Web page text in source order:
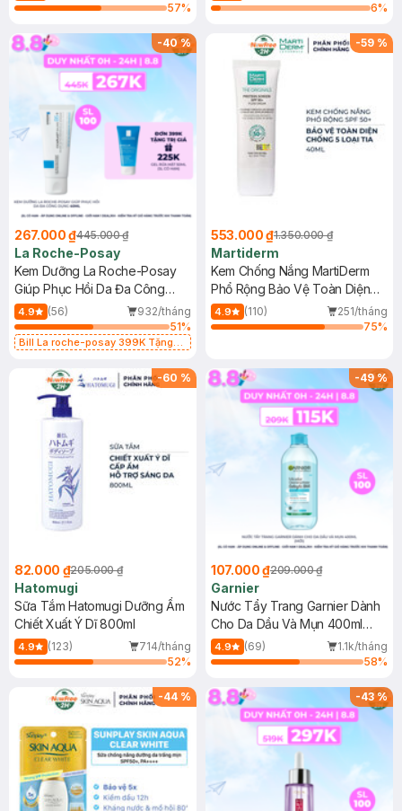
57%
6%
-40%
267.000 ₫445.000 ₫
La Roche-Posay
Kem Dưỡng La Roche-Posay
Giúp Phục Hồi Da Đa Công
Dụng 40ml
4.9 (56)
932/tháng
51%
Bill La roche-posay 399K Tặng
(SL có hạn)
-59 %
553.000 ₫1.350.000 ₫
Martiderm
Kem Chống Nắng MartiDerm
Phổ Rộng Bảo Vệ Toàn Diện
40ml
4.9 (110)
251/tháng
75%
-60 %
82.000 ₫205.000 ₫
Hatomugi
Sữa Tắm Hatomugi Dưỡng Ẩm
Chiết Xuất Ý Dĩ 800ml
4.9 (123)
714/tháng
52%
-49%
107.000 ₫209.000 ₫
Garnier
Nước Tẩy Trang Garnier Dành
Cho Da Dầu Và Mụn 400ml
(Mới)
4.9 (69)
1.1k/tháng
58%
-44 % -43%